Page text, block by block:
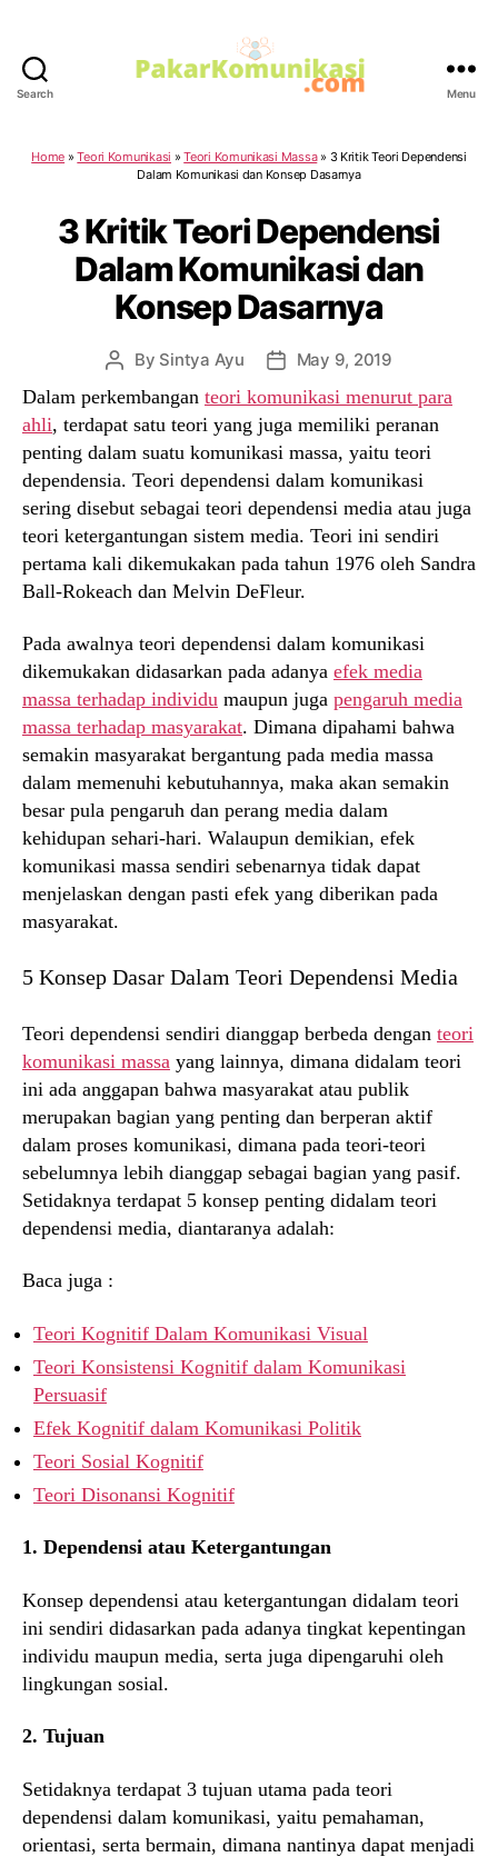
Search Menu
Home »Teori Komunikasi »Teori Komunikasi Massa» 3 Kritik Teori Dependensi
Dalam Komunikasi dan Konsep Dasarnya
3 Kritik Teori Dependensi
Dalam Komunikasi dan
Konsep Dasarnya
Post
author
By Sintya Ayu
Post
date
May 9, 2019
Dalam perkembangan teori komunikasi menurut para
ahli, terdapat satu teori yang juga memiliki peranan
penting dalam suatu komunikasi massa, yaitu teori
dependensia. Teori dependensi dalam komunikasi
sering disebut sebagai teori dependensi media atau juga
teori ketergantungan sistem media. Teori ini sendiri
pertama kali dikemukakan pada tahun 1976 oleh Sandra
Ball-Rokeach dan Melvin DeFleur.
Pada awalnya teori dependensi dalam komunikasi
dikemukakan didasarkan pada adanya efek media
massa terhadap individu maupun juga pengaruh media
massa terhadap masyarakat. Dimana dipahami bahwa
semakin masyarakat bergantung pada media massa
dalam memenuhi kebutuhannya, maka akan semakin
besar pula pengaruh dan perang media dalam
kehidupan sehari-hari. Walaupun demikian, efek
komunikasi massa sendiri sebenarnya tidak dapat
menjelaskan dengan pasti efek yang diberikan pada
masyarakat.
5 Konsep Dasar Dalam Teori Dependensi Media
Teori dependensi sendiri dianggap berbeda dengan teori
komunikasi massa yang lainnya, dimana didalam teori
ini ada anggapan bahwa masyarakat atau publik
merupakan bagian yang penting dan berperan aktif
dalam proses komunikasi, dimana pada teori-teori
sebelumnya lebih dianggap sebagai bagian yang pasif.
Setidaknya terdapat 5 konsep penting didalam teori
dependensi media, diantaranya adalah:
Baca juga :
Teori Kognitif Dalam Komunikasi Visual
Teori Konsistensi Kognitif dalam Komunikasi
Persuasif
Efek Kognitif dalam Komunikasi Politik
Teori Sosial Kognitif
Teori Disonansi Kognitif
1. Dependensi atau Ketergantungan
Konsep dependensi atau ketergantungan didalam teori
ini sendiri didasarkan pada adanya tingkat kepentingan
individu maupun media, serta juga dipengaruhi oleh
lingkungan sosial.
2. Tujuan
Setidaknya terdapat 3 tujuan utama pada teori
dependensi dalam komunikasi, yaitu pemahaman,
orientasi, serta bermain, dimana nantinya dapat menjadi